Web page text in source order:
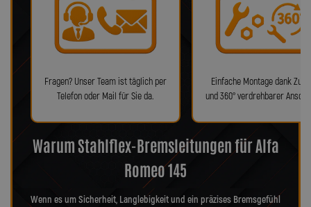
Fragen? Unser Team ist täglich per
Telefon oder Mail für Sie da.
Einfache Montage dank
und 360° verdrehbarer
Warum Stahlflex-Bremsleitungen für Alfa
Romeo 145
Wenn es um Sicherheit, Langlebigkeit und ein präzises Bremsgefühl